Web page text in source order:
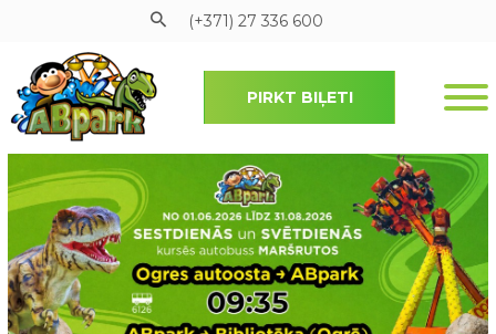
Pāriet uz galveno saturu
(+371) 27 336 600
PIRKT BIĻETI